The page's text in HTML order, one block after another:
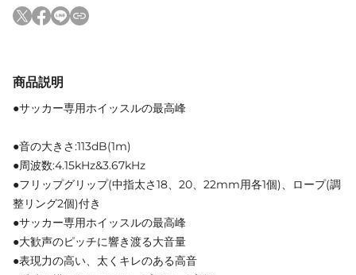
商品説明
●サッカー専用ホイッスルの最高峰
●音の大きさ:113dB(1m)
●周波数:4.15kHz&3.67kHz
●フリップグリップ(中指太さ18、20、22mm用各1個)、ロープ(調
整リング2個)付き
●サッカー専用ホイッスルの最高峰
●大歓声のピッチに響き渡る大音量
●表現力の高い、太くキレのある高音